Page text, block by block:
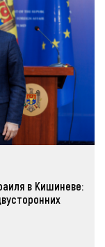
в Кишиневе: